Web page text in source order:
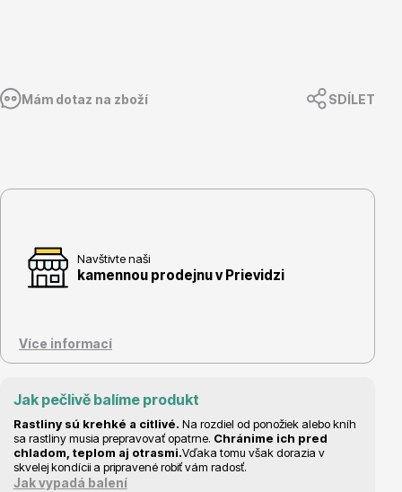
Květináče
Cibuloviny
Vzrostlé stromy
Mám dotaz na zboží SDÍLET
Navštivte naši
kamennou prodejnu v Prievidzi
Více informací
Jak pečlivě balíme produkt
Rastliny sú krehké a citlivé. Na rozdiel od ponožiek alebo kníh
sa rastliny musia prepravovať opatrne. Chránime ich pred
chladom, teplom aj otrasmi.Vďaka tomu však dorazia v
skvelej kondícii a pripravené robiť vám radosť.
Jak vypadá balení